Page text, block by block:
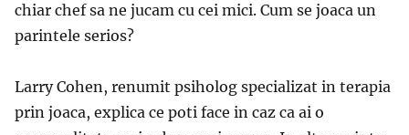
chiar chef sa ne jucam cu cei mici. Cum se joaca un
parintele serios?
Larry Cohen, renumit psiholog specializat in terapia
prin joaca, explica ce poti face in caz ca ai o